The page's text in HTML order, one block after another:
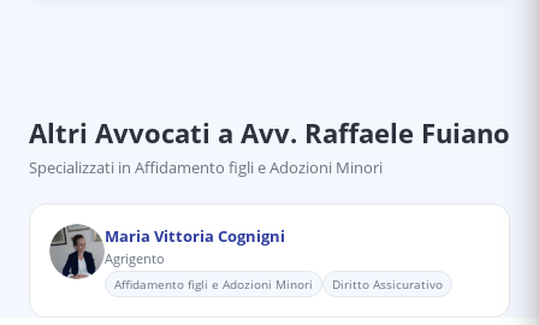
Altri Avvocati a Avv. Raffaele Fuiano
Specializzati in Affidamento figli e Adozioni Minori
Maria Vittoria Cognigni
Agrigento
Affidamento figli e Adozioni Minori Diritto Assicurativo